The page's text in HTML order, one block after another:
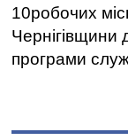
10робочих
Чернігівщини
програми